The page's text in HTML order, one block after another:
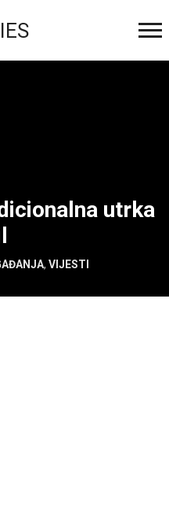
utrka
, VIJESTI